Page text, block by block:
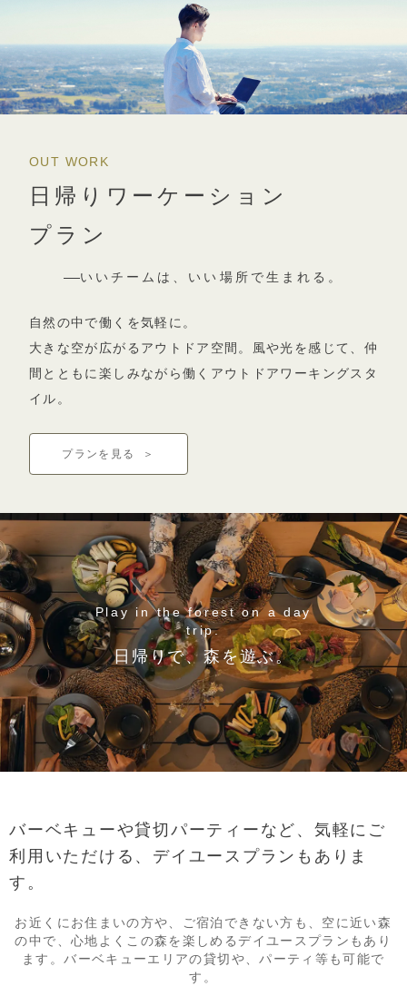
OUT WORK
日帰りワーケーション
プラン
いいチームは、いい場所で生まれる。
自然の中で働くを気軽に。
大きな空が広がるアウトドア空間。 風や光を感じて、仲
間とともに楽しみながら働くアウトドアワーキングスタ
イル。
プランを見る ＞
Play in the forest on a day
trip.
日帰りで、森を遊ぶ。
バーベキューや貸切パーティーなど、 気軽にご
利用いただける、デイユースプランもありま
す。
お近くにお住まいの方や、ご宿泊できない方も、 空に近い森
の中で、心地よくこの森を楽しめるデイユースプランもあり
ます。バーベキューエリアの貸切や、パーティ等も可能で
す。